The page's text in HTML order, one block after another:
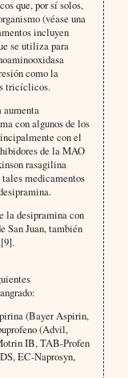
que, por sí solos,
(véase una
incluyen
se utiliza para
como la
tricíclicos.
aumenta
con algunos de los
con el
de la MAO
rasagilina
medicamentos
la desipramina con
San Juan, también
(Bayer Aspirin,
(Advil,
IB, TAB-Profen
EC-Naprosyn,